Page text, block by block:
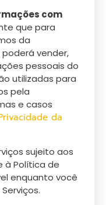
com
que para
da
vender,
pessoais do
utilizadas para
pela
e casos
da
sujeito aos
à Política de
enquanto você